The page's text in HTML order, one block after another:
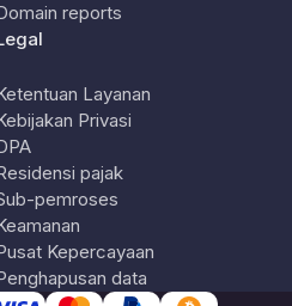
reports
Layanan
Privasi
pajak
pemroses
Kepercayaan
data